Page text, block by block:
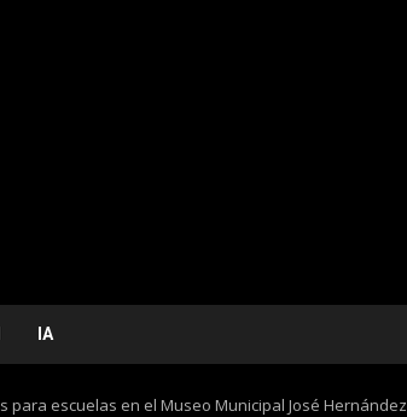
IA
escuelas en el Museo Municipal José Hernández